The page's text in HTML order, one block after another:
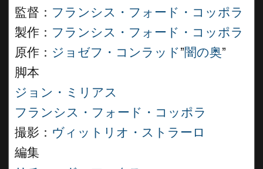
監督： フランシス・フォード・コッポラ
製作： フランシス・フォード・コッポラ
原作： ジョゼフ・コンラッド”闇の奥”
脚本
ジョン・ミリアス
フランシス・フォード・コッポラ
撮影： ヴィットリオ・ストラーロ
編集